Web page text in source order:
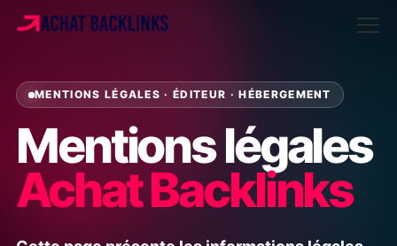
MENTIONS LÉGALES · ÉDITEUR · HÉBERGEMENT
Mentions légales
Achat Backlinks